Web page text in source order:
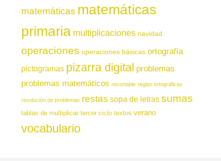
matemáticas matemáticas
primaria multiplicaciones navidad
operaciones operaciones básicas ortografía
pictogramas pizarra digital problemas
problemas matemáticos recortable reglas ortográficas
resolución de problemas restas sopa de letras sumas
tablas de multiplicar tercer ciclo textos verano
vocabulario